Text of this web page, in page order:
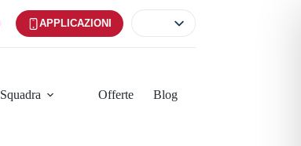
APPLICAZIONI
Squadra Offerte Blog